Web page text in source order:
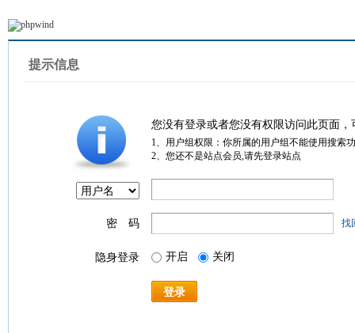
提示信息
您没有登录或者您没有权限访问此页面
1、用户组权限：你所属的用户组不能使用搜索
2、您还不是站点会员,请先登录站点
密 码 找
隐身登录 开启 关闭
登录